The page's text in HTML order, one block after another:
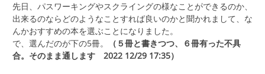
先日、パスワーキングやスクライングの様なことができるのか、
出来るのならどのようなことすれば良いのかと聞かれまして、な
んかおすすめの本を選ぶことになりました。
で、選んだのが下の5冊。
（５冊と書きつつ、６冊有った不具
合。そのまま通します 2022 12/29 17:35）